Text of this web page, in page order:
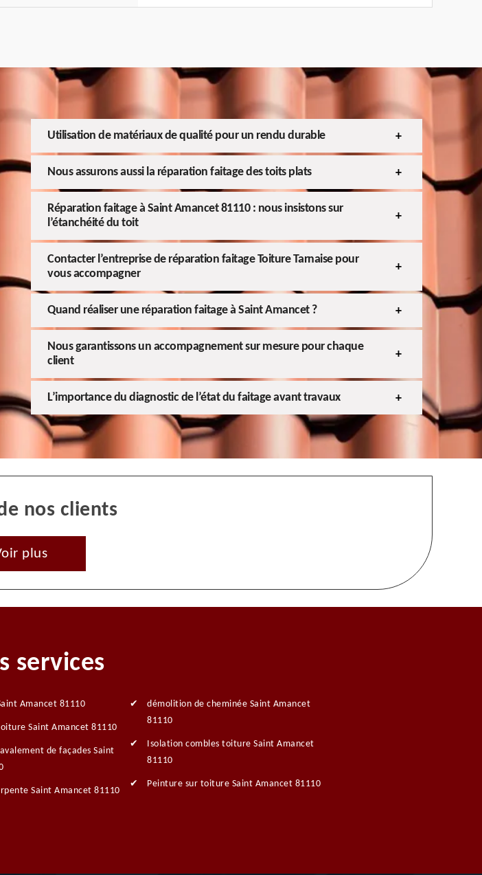
Utilisation de matériaux de qualité pour un rendu durable
Nous assurons aussi la réparation faitage des toits plats
Réparation faitage à Saint Amancet 81110 : nous insistons sur
l’étanchéité du toit
Contacter l’entreprise de réparation faitage Toiture Tarnaise pour
vous accompagner
Quand réaliser une réparation faitage à Saint Amancet ?
Nous garantissons un accompagnement sur mesure pour chaque
client
L’importance du diagnostic de l’état du faitage avant travaux
nos clients
plus
services
Amancet 81110
Saint Amancet 81110
de façades Saint
Saint Amancet 81110
démolition de cheminée Saint Amancet
81110
Isolation combles toiture Saint Amancet
81110
Peinture sur toiture Saint Amancet 81110